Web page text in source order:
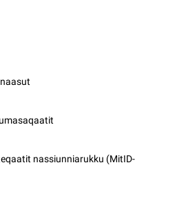
nassiunniarukku (MitID-